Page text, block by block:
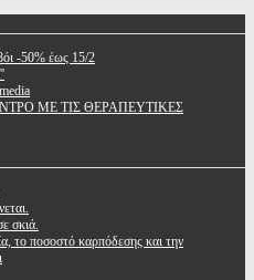
-50% έως 15/2
ΜΕ ΤΙΣ ΘΕΡΑΠΕΥΤΙΚΕΣ
σκιά.
το ποσοστό καρπόδεσης και την